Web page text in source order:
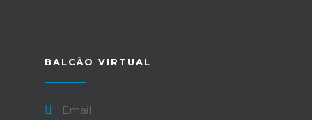
BALCÃO VIRTUAL